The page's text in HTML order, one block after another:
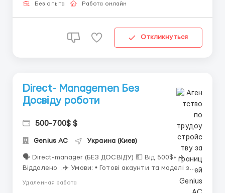
комунікабельність; Досвід роботи буде перевагою. 📌
Без опыта Работа онлайн
Откликнуться
Direct- Managemen Без
Досвіду роботи
500-700$ $
Genius AС Украина (Киев)
🗣 Direct-manager (БЕЗ ДОСВІДУ) 💵 Від 500$+ ✈️
Віддалено .✈️ Умови: • Готові акаунти та моделі з
активною базою клієнтів • Повне навчання з нуля та
Удаленная работа